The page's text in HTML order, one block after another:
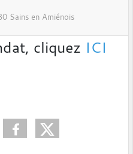
Sains en Amiénois
cliquez ICI